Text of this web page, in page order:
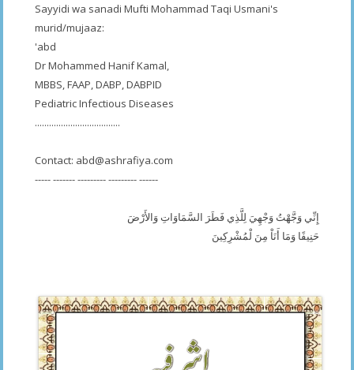
Sayyidi wa sanadi Mufti Mohammad Taqi Usmani's
murid/mujaaz:
'abd
Dr Mohammed Hanif Kamal,
MBBS, FAAP, DABP, DABPID
Pediatric Infectious Diseases
....................................
Contact: abd@ashrafiya.com
----- ------- --------- --------- ------
إِنِّي وَجَّهْتُ وَجْهِيَ لِلَّذِي فَطَرَ السَّمَاوَاتِ وَالأَرْضَ
حَنِيفًا وَمَا أَنَاْ مِنَ لْمُشْرِكِينَ